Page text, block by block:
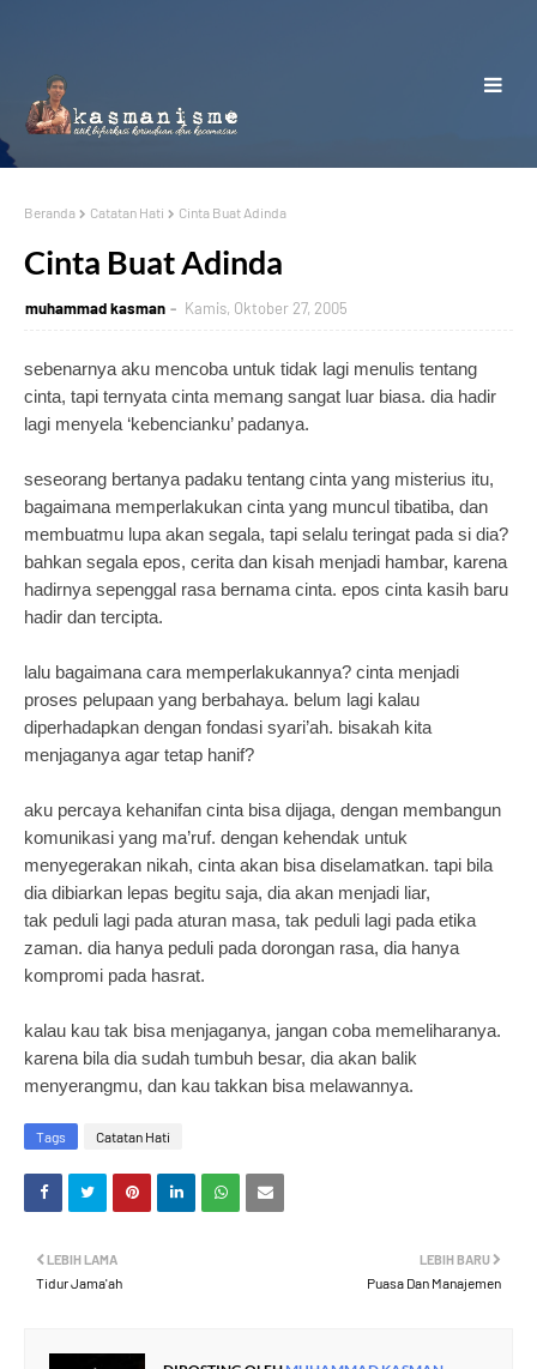
Beranda Catatan Hati Cinta Buat Adinda
Cinta Buat Adinda
muhammad kasman Kamis, Oktober 27, 2005
sebenarnya aku mencoba untuk tidak lagi menulis tentang
cinta, tapi ternyata cinta memang sangat luar biasa. dia hadir
lagi menyela ‘kebencianku’ padanya.
seseorang bertanya padaku tentang cinta yang misterius itu,
bagaimana memperlakukan cinta yang muncul tibatiba, dan
membuatmu lupa akan segala, tapi selalu teringat pada si dia?
bahkan segala epos, cerita dan kisah menjadi hambar, karena
hadirnya sepenggal rasa bernama cinta. epos cinta kasih baru
hadir dan tercipta.
lalu bagaimana cara memperlakukannya? cinta menjadi
proses pelupaan yang berbahaya. belum lagi kalau
diperhadapkan dengan fondasi syari’ah. bisakah kita
menjaganya agar tetap hanif?
aku percaya kehanifan cinta bisa dijaga, dengan membangun
komunikasi yang ma’ruf. dengan kehendak untuk
menyegerakan nikah, cinta akan bisa diselamatkan. tapi bila
dia dibiarkan lepas begitu saja, dia akan menjadi liar,
tak peduli lagi pada aturan masa, tak peduli lagi pada etika
zaman. dia hanya peduli pada dorongan rasa, dia hanya
kompromi pada hasrat.
kalau kau tak bisa menjaganya, jangan coba memeliharanya.
karena bila dia sudah tumbuh besar, dia akan balik
menyerangmu, dan kau takkan bisa melawannya.
Tags Catatan Hati
LEBIH BARU
Puasa Dan Manajemen
LEBIH LAMA
Tidur Jama'ah